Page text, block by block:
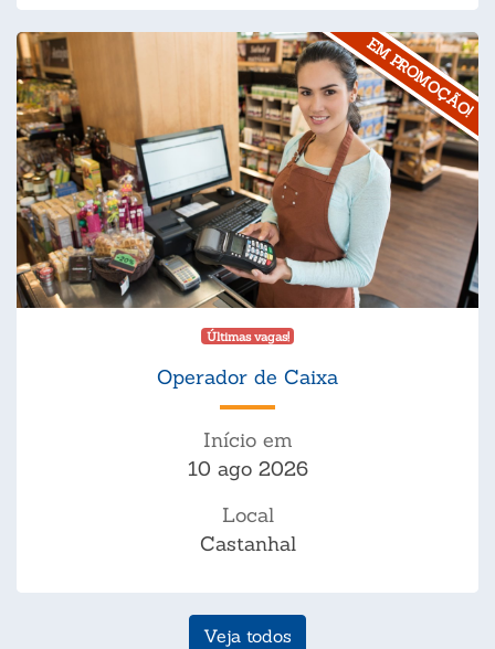
EM PROMOÇÃO!
Últimas vagas!
Operador de Caixa
Início em
10 ago 2026
Local
Castanhal
Veja todos